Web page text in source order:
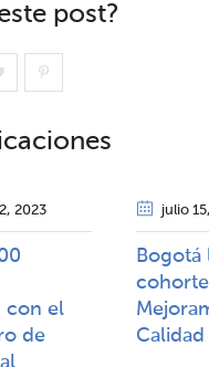
post?
, 2023
con el
de
julio 15
Bogotá
Calidad​​